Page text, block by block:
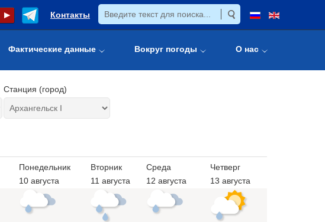
Контакты
Фактические данные Вокруг погоды О нас
Станция (город)
Понедельник
10 августа
Вторник
11 августа
Среда
12 августа
Четверг
13 августа